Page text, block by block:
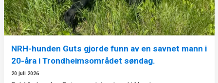
NRH-hunden Guts gjorde funn av en savnet mann i
20-åra i Trondheimsområdet søndag.
20 juli 2026